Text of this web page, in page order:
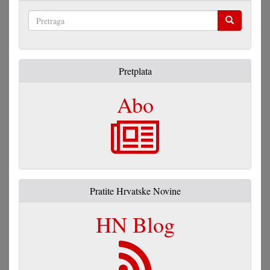
Pretplata
Abo
Pratite Hrvatske Novine
HN Blog